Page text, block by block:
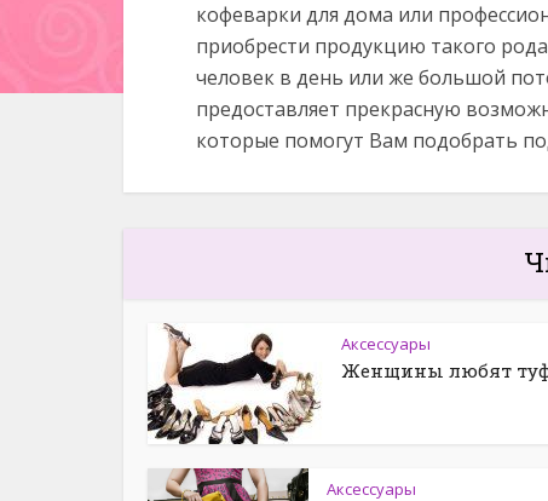
кофеварки для дома или
приобрести продукцию такого
человек в день или же большой
предоставляет прекрасную
которые помогут Вам подобрать
Аксессуары
Женщины любят
Аксессуары